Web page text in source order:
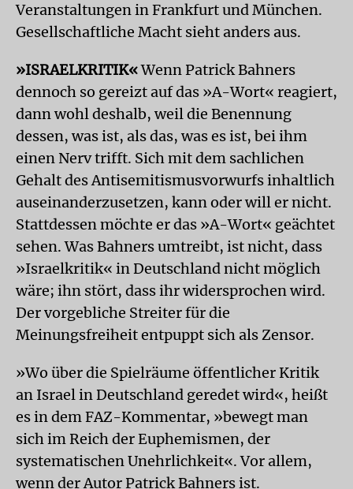
Veranstaltungen in Frankfurt und München.
Gesellschaftliche Macht sieht anders aus.
»ISRAELKRITIK«Wenn Patrick Bahners
dennoch so gereizt auf das »A-Wort« reagiert,
dann wohl deshalb, weil die Benennung
dessen, was ist, als das, was es ist, bei ihm
einen Nerv trifft. Sich mit dem sachlichen
Gehalt des Antisemitismusvorwurfs inhaltlich
auseinanderzusetzen, kann oder will er nicht.
Stattdessen möchte er das »A-Wort« geächtet
sehen. Was Bahners umtreibt, ist nicht, dass
»Israelkritik« in Deutschland nicht möglich
wäre; ihn stört, dass ihr widersprochen wird.
Der vorgebliche Streiter für die
Meinungsfreiheit entpuppt sich als Zensor.
»Wo über die Spielräume öffentlicher Kritik
an Israel in Deutschland geredet wird«, heißt
es in dem FAZ-Kommentar, »bewegt man
sich im Reich der Euphemismen, der
systematischen Unehrlichkeit«. Vor allem,
wenn der Autor Patrick Bahners ist.